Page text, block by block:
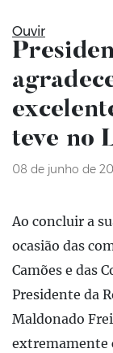
Ouvir
teve no
08 de junho de
Ao concluir a
ocasião das
Camões e das
Presidente da
Maldonado
extremamente